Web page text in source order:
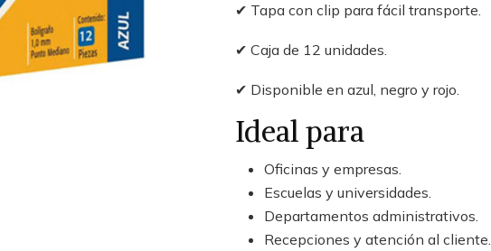
✔ Tapa con clip para fácil transporte.
✔ Caja de 12 unidades.
✔ Disponible en azul, negro y rojo.
Ideal para
Oficinas y empresas.
Escuelas y universidades.
Departamentos administrativos.
Recepciones y atención al cliente.